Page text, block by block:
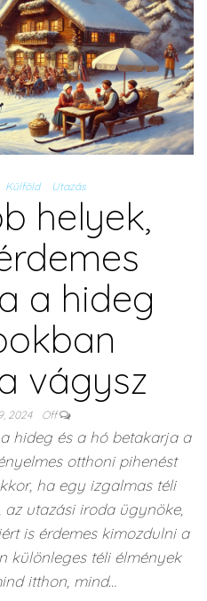
Külföld Utazás
helyek,
a hideg
vágysz
2024 Off
hideg és a hó betakarja a
otthoni pihenést
ha egy izgalmas téli
utazási iroda ügynöke,
is érdemes kimozdulni a
különleges téli élmények
itthon, mind…